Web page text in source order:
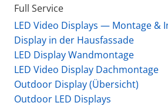
Full Service
LED Video Displays — Montage &
Display in der Hausfassade
LED Display Wandmontage
LED Video Display Dachmontage
Outdoor Display (Übersicht)
Outdoor LED Displays